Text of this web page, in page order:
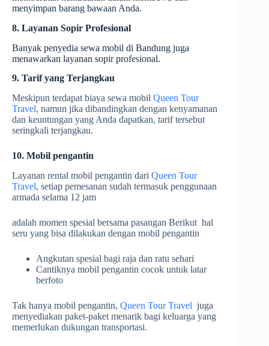
menyimpan barang bawaan Anda.
8. Layanan Sopir Profesional
Banyak penyedia sewa mobil di Bandung juga
menawarkan layanan sopir profesional.
9. Tarif yang Terjangkau
Meskipun terdapat biaya sewa mobil Queen Tour
Travel, namun jika dibandingkan dengan kenyamanan
dan keuntungan yang Anda dapatkan, tarif tersebut
seringkali terjangkau.
10. Mobil pengantin
Layanan rental mobil pengantin dari Queen Tour
Travel, setiap pemesanan sudah termasuk penggunaan
armada selama 12 jam
adalah momen spesial bersama pasangan Berikut hal
seru yang bisa dilakukan dengan mobil pengantin
Angkutan spesial bagi raja dan ratu sehari
Cantiknya mobil pengantin cocok untuk latar
berfoto
Tak hanya mobil pengantin, Queen Tour Travel juga
menyediakan paket-paket menarik bagi keluarga yang
memerlukan dukungan transportasi.